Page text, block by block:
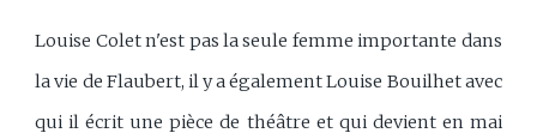
Louise Colet n'est pas la seule femme importante dans
la vie de Flaubert, il y a également Louise Bouilhet avec
qui il écrit une pièce de théâtre et qui devient en mai